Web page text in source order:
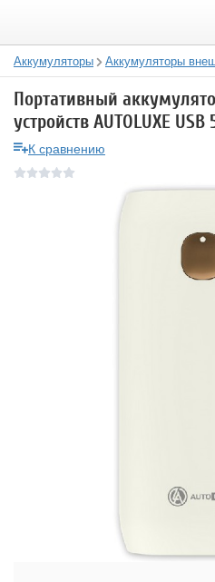
Аккумуляторы Аккумуляторы
Портативный
устройств AUTOLUXE
К сравнению